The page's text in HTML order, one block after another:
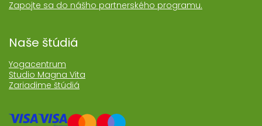
Zapojte sa do nášho partnerského programu.
Naše štúdiá
Yogacentrum
Studio Magna Vita
Zariadime štúdiá